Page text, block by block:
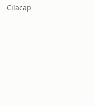
Cilacap